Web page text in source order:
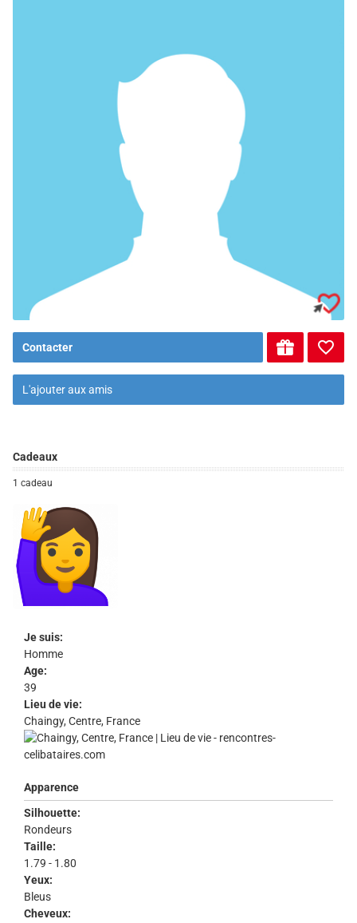
Contacter
L'ajouter aux amis
Cadeaux
1 cadeau
Je suis:
Homme
Age:
39
Lieu de vie:
Chaingy, Centre, France
Apparence
Silhouette:
Rondeurs
Taille:
1.79 - 1.80
Yeux:
Bleus
Cheveux: